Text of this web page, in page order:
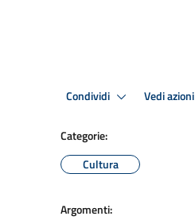
Condividi Vedi azioni
Categorie:
Cultura
Argomenti: